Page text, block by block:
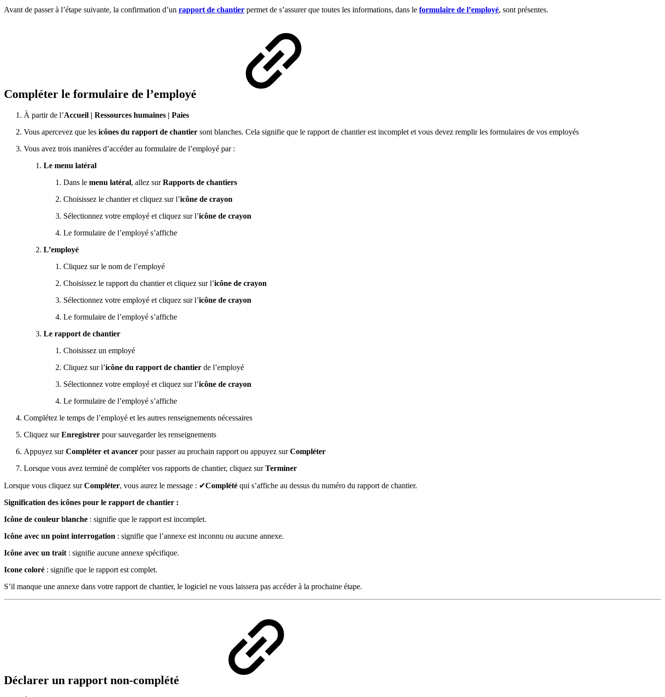
Avant de passer à l’étape suivante, la confirmation d’un rapport de chantier permet de s’assurer que toutes les informations, dans le formulaire de l’employé, sont présentes.
Compléter le formulaire de l’employé
À partir de l’Accueil | Ressources humaines | Paies
Vous apercevez que les icônes du rapport de chantier sont blanches. Cela signifie que le rapport de chantier est incomplet et vous devez remplir les formulaires de vos employés
Vous avez trois manières d’accéder au formulaire de l’employé par :
Le menu latéral
Dans le menu latéral, allez surRapports de chantiers
Choisissez le chantier et cliquez sur l’icône de crayon
Sélectionnez votre employé et cliquez sur l’icône de crayon
Le formulaire de l’employé s’affiche
L’employé
Cliquez sur le nom de l’employé
Choisissez le rapport du chantier et cliquez sur l’icône de crayon
Sélectionnez votre employé et cliquez sur l’icône de crayon
Le formulaire de l’employé s’affiche
Le rapport de chantier
Choisissez un employé
Cliquez sur l’icône du rapport de chantier de l’employé
Sélectionnez votre employé et cliquez sur l’icône de crayon
Le formulaire de l’employé s’affiche
Complétez le temps de l’employé et les autres renseignements nécessaires
Cliquez surEnregistrer pour sauvegarder les renseignements
Appuyez surCompléter et avancer pour passer au prochain rapport ou appuyez surCompléter
Lorsque vous avez terminé de compléter vos rapports de chantier, cliquez surTerminer
Lorsque vous cliquez surCompléter, vous aurez le message : ✔Complété qui s’affiche au dessus du numéro du rapport de chantier.
Signification des icônes pour le rapport de chantier :
Icône de couleur blanche : signifie que le rapport est incomplet.
Icône avec un point interrogation : signifie que l’annexe est inconnu ou aucune annexe.
Icône avec un trait : signifie aucune annexe spécifique.
Icone coloré : signifie que le rapport est complet.
S’il manque une annexe dans votre rapport de chantier, le logiciel ne vous laissera pas accéder à la prochaine étape.
Déclarer un rapport non-complété